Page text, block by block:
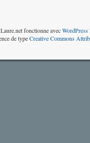
fonctionne avecWordPress
de typeCreative Commons